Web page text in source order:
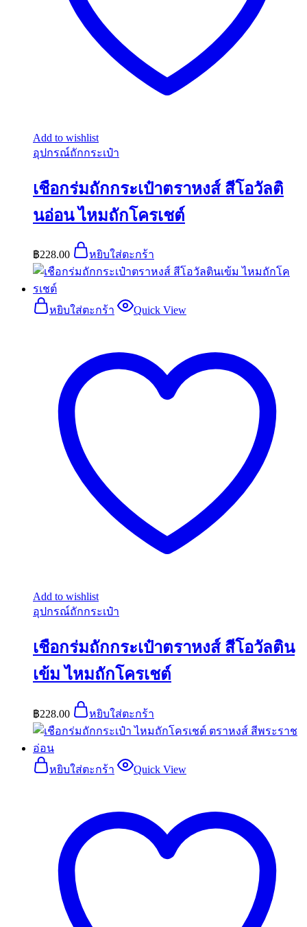
Add to wishlist
อุปกรณ์ถักกระเป๋า
เชือกร่มถักกระเป๋าตราหงส์ สีโอวัลติ
นอ่อน ไหมถักโครเชต์
฿228.00 หยิบใส่ตะกร้า
หยิบใส่ตะกร้า Quick View
Add to wishlist
อุปกรณ์ถักกระเป๋า
เชือกร่มถักกระเป๋าตราหงส์ สีโอวัลติน
เข้ม ไหมถักโครเชต์
฿228.00 หยิบใส่ตะกร้า
หยิบใส่ตะกร้า Quick View